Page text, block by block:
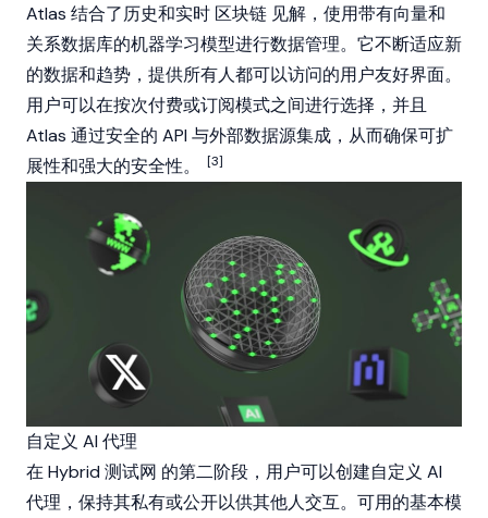
Atlas 结合了历史和实时 区块链 见解，使用带有向量和
关系数据库的机器学习模型进行数据管理。它不断适应新
的数据和趋势，提供所有人都可以访问的用户友好界面。
用户可以在按次付费或订阅模式之间进行选择，并且
Atlas 通过安全的 API 与外部数据源集成，从而确保可扩
展性和强大的安全性。
[3]
自定义 AI 代理
在 Hybrid 测试网 的第二阶段，用户可以创建自定义 AI
代理，保持其私有或公开以供其他人交互。可用的基本模